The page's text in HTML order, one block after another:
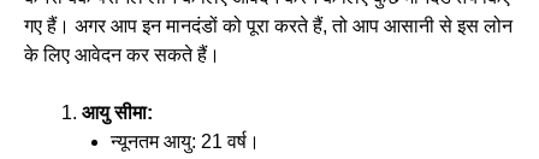
गए हैं। अगर आप इन मानदंडों को पूरा करते हैं, तो आप आसानी से इस लोन
के लिए आवेदन कर सकते हैं।
आयु सीमा:
न्यूनतम आयु: 21 वर्ष।